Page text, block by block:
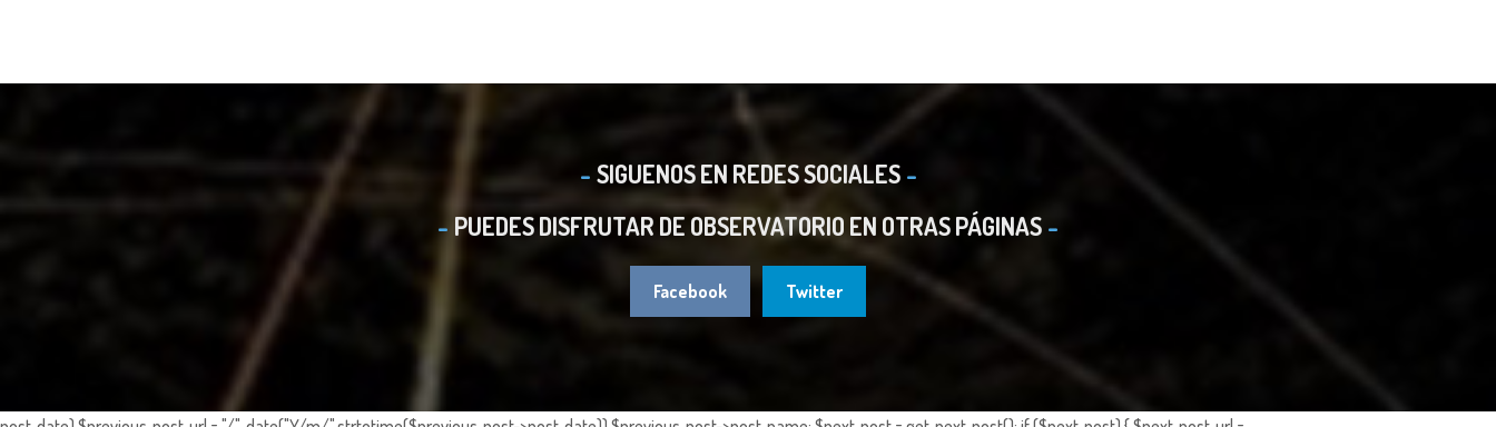
SIGUENOS EN REDES SOCIALES
PUEDES DISFRUTAR DE OBSERVATORIO EN OTRAS PÁGINAS
Facebook Twitter